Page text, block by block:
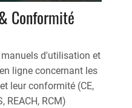
Conformité
d'utilisation et
ligne concernant les
leur conformité (CE,
REACH, RCM)